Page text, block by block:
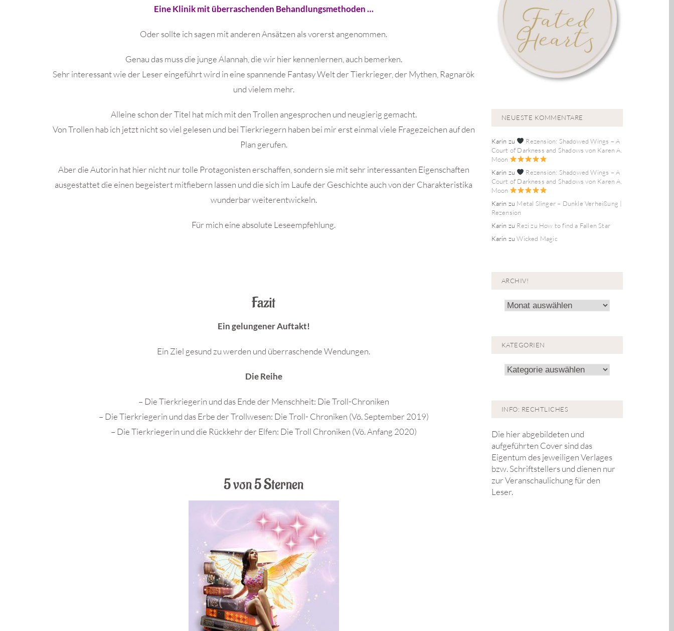
Eine Klinik mit überraschenden Behandlungsmethoden …
Oder sollte ich sagen mit anderen Ansätzen als vorerst angenommen.
Genau das muss die junge Alannah, die wir hier kennenlernen, auch bemerken.
Sehr interessant wie der Leser eingeführt wird in eine spannende Fantasy Welt der Tierkrieger, der Mythen, Ragnarök
und vielem mehr.
Alleine schon der Titel hat mich mit den Trollen angesprochen und neugierig gemacht.
Von Trollen hab ich jetzt nicht so viel gelesen und bei Tierkriegern haben bei mir erst einmal viele Fragezeichen auf den
Plan gerufen.
Aber die Autorin hat hier nicht nur tolle Protagonisten erschaffen, sondern sie mit sehr interessanten Eigenschaften
ausgestattet die einen begeistert mitfiebern lassen und die sich im Laufe der Geschichte auch von der Charakteristika
wunderbar weiterentwickeln.
Für mich eine absolute Leseempfehlung.
Fazit
Ein gelungener Auftakt!
Ein Ziel gesund zu werden und überraschende Wendungen.
Die Reihe
– Die Tierkriegerin und das Ende der Menschheit: Die Troll-Chroniken
– Die Tierkriegerin und das Erbe der Trollwesen: Die Troll- Chroniken (Vö. September 2019)
– Die Tierkriegerin und die Rückkehr der Elfen: Die Troll Chroniken (Vö. Anfang 2020)
5 von 5 Sternen
NEUESTE KOMMENTARE
Karin zu
Rezension: Shadowed Wings – A
Court of Darkness and Shadows von Karen A.
Moon
Karin zu
Rezension: Shadowed Wings – A
Court of Darkness and Shadows von Karen A.
Moon
Karin zu Metal Slinger – Dunkle Verheißung |
Rezension
Karin zu Rezi zu How to find a Fallen Star
Karin zuWicked Magic
ARCHIV!
Archiv!
KATEGORIEN
Kategorien
INFO: RECHTLICHES
Die hier abgebildeten und
aufgeführten Cover sind das
Eigentum des jeweiligen Verlages
bzw. Schriftstellers und dienen nur
zur Veranschaulichung für den
Leser.